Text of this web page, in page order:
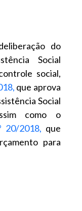
do
Social
social,
que aprova
Social
como o
20/2018, que
para